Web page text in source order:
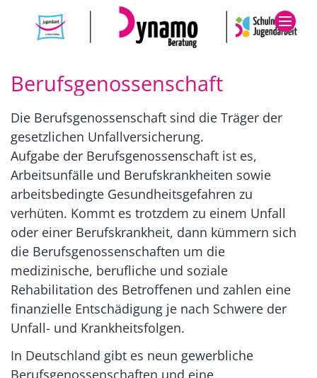
Zum Inhalt springen
Berufsgenossenschaft
Die Berufsgenossenschaft sind die Träger der
gesetzlichen Unfallversicherung.
Aufgabe der Berufsgenossenschaft ist es,
Arbeitsunfälle und Berufskrankheiten sowie
arbeitsbedingte Gesundheitsgefahren zu
verhüten. Kommt es trotzdem zu einem Unfall
oder einer Berufskrankheit, dann kümmern sich
die Berufsgenossenschaften um die
medizinische, berufliche und soziale
Rehabilitation des Betroffenen und zahlen eine
finanzielle Entschädigung je nach Schwere der
Unfall- und Krankheitsfolgen.
In Deutschland gibt es neun gewerbliche